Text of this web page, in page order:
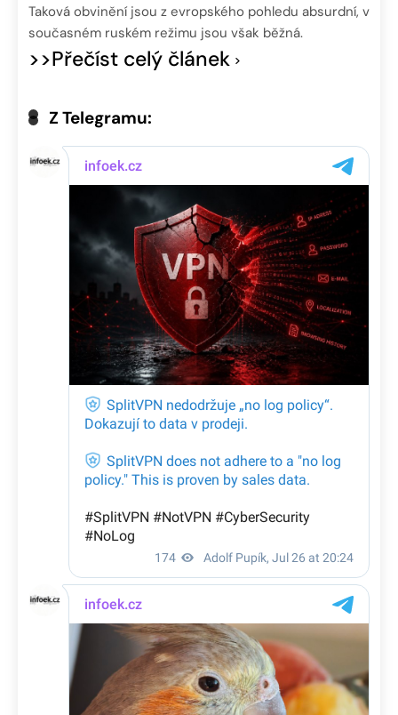
Taková obvinění jsou z evropského pohledu absurdní, v
současném ruském režimu jsou však běžná.
>>Přečíst celý článek
Z Telegramu: